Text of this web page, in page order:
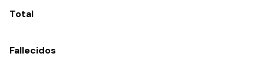
Total
Fallecidos